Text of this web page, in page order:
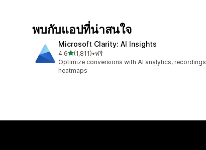
พบกับแอปที่น่าสนใจ
Microsoft Clarity: AI Insights
4.6เต็ม 5 ดาว
(1,811)
ทั้งหมด 1811 รีวิว
•ฟรี
Optimize conversions with AI analytics,
heatmaps